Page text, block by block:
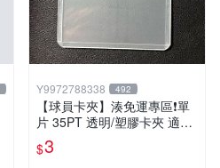
Y9972788338 492
【球員卡夾】湊免運專區❗️單
片 35PT 透明/塑膠卡夾 適用
NBA 球員卡 遊戲王 寶可夢P
TCG
$3